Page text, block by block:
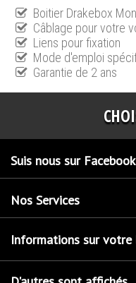
Boitier Drakebox
Câblage pour votre
Liens pour fixation
Mode d'emploi
Garantie de 2 ans
Suis nous sur Facebook
Nos Services
Informations sur votre